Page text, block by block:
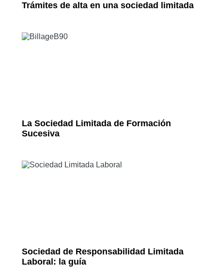
Trámites de alta en una sociedad limitada
La Sociedad Limitada de Formación
Sucesiva
Sociedad de Responsabilidad Limitada
Laboral: la guía